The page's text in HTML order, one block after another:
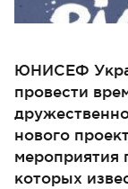
ЮНИСЕФ
провести
нового
мероприятия
которых